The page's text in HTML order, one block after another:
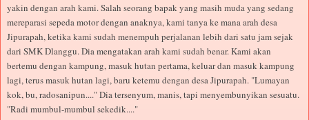
yakin dengan arah kami. Salah seorang bapak yang masih muda yang sedang
mereparasi sepeda motor dengan anaknya, kami tanya ke mana arah desa
Jipurapah, ketika kami sudah menempuh perjalanan lebih dari satu jam sejak
dari SMK Dlanggu. Dia mengatakan arah kami sudah benar. Kami akan
bertemu dengan kampung, masuk hutan pertama, keluar dan masuk kampung
lagi, terus masuk hutan lagi, baru ketemu dengan desa Jipurapah. "Lumayan
kok, bu, radosanipun...." Dia tersenyum, manis, tapi menyembunyikan sesuatu.
"Radi mumbul-mumbul sekedik...."